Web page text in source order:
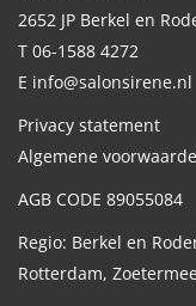
2652 JP Berkel en
T 06-1588 4272
E info@salonsirene.nl
Privacy statement
Algemene
AGB CODE 89055084
Regio: Berkel en
Rotterdam,